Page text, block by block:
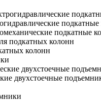
подкатные
подкатных колонн
колонн
двухстоечные
двухстоечные